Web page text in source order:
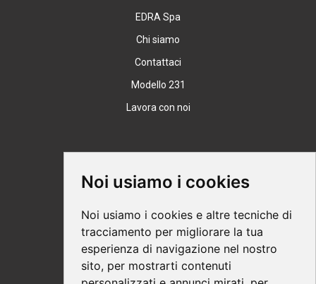
Noi usiamo i cookies
Noi usiamo i cookies e altre tecniche di
tracciamento per migliorare la tua
esperienza di navigazione nel nostro
sito, per mostrarti contenuti
EDRA Spa
Chi siamo
Contattaci
Modello 231
Lavora con noi
Supporto
Modalità di acquisto
Ebook help
Privacy